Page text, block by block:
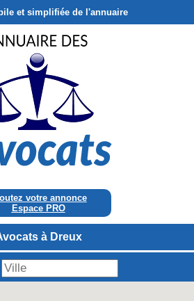
et simplifiée de l'annuaire
votre annonce
Espace PRO
à Dreux